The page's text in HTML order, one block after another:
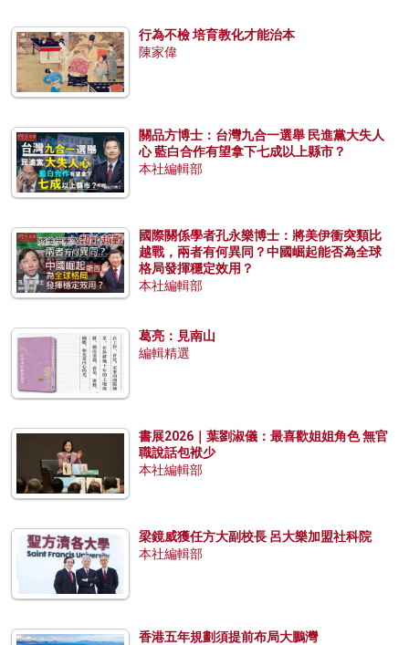
行為不檢 培育教化才能治本
陳家偉
關品方博士：台灣九合一選舉 民進黨大失人
心 藍白合作有望拿下七成以上縣市？
本社編輯部
國際關係學者孔永樂博士：將美伊衝突類比
越戰，兩者有何異同？中國崛起能否為全球
格局發揮穩定效用？
本社編輯部
葛亮：見南山
編輯精選
書展2026｜葉劉淑儀：最喜歡姐姐角色 無官
職說話包袱少
本社編輯部
梁鏡威獲任方大副校長 呂大樂加盟社科院
本社編輯部
香港五年規劃須提前布局大鵬灣